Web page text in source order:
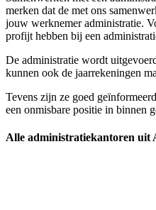
merken dat de met ons
jouw werknemer administratie.
profijt hebben bij een
De administratie wordt
kunnen ook de jaarrekeningen
Tevens zijn ze goed
een onmisbare positie in binnen
Alle administratiekantoren uit